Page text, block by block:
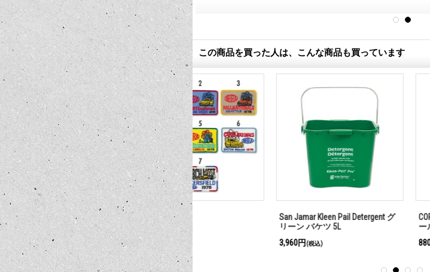
この商品を買った人は、こんな商品も買っています
グ
CORVETTE 327 Fuel Injection デカ
ール (水貼り)
880円(税込)
MOON Equipped SANTA FE
SPRINGS, CA メタル ラ